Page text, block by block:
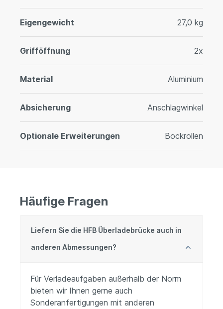
Eigengewicht 27,0 kg
Grifföffnung 2x
Material Aluminium
Absicherung Anschlagwinkel
Optionale Erweiterungen Bockrollen
Häufige Fragen
Liefern Sie die HFB Überladebrücke auch in
anderen Abmessungen?
Für Verladeaufgaben außerhalb der Norm
bieten wir Ihnen gerne auch
Sonderanfertigungen mit anderen